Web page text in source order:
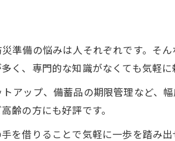
準備の悩みは人それぞれです。そ
、専門的な知識がなくても気軽に
ップ、備蓄品の期限管理など、幅
齢の方にも好評です。
を借りることで気軽に一歩を踏み